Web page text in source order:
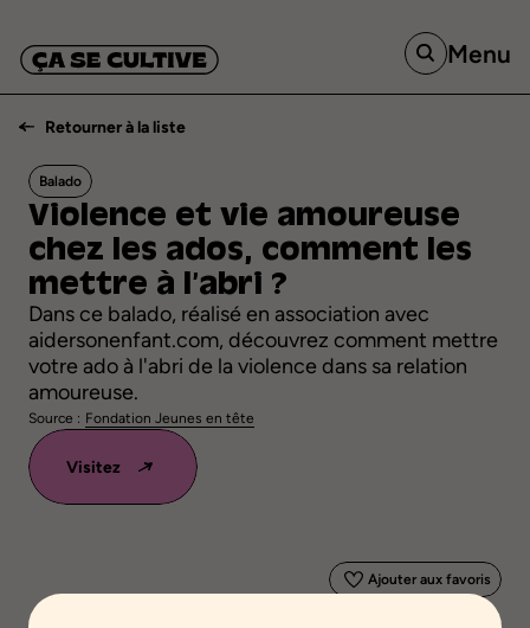
Menu
Retourner à la liste
Balado
Violence et vie amoureuse
chez les ados, comment les
mettre à l’abri ?
Dans ce balado, réalisé en association avec
aidersonenfant.com, découvrez comment mettre
votre ado à l'abri de la violence dans sa relation
amoureuse.
Source : Fondation Jeunes en tête
Visitez
Ajouter aux favoris